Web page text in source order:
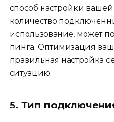
способ настройки вашей
количество
использование, может
пинга. Оптимизация
правильная настройка
ситуацию.
5. Тип